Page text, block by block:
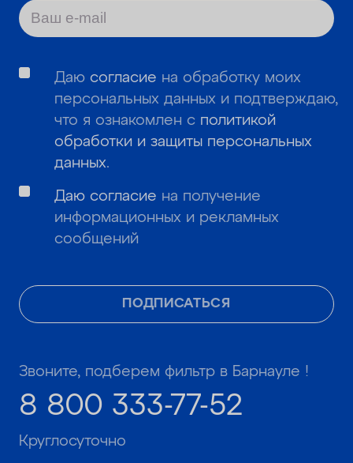
ПОДПИСАТЬСЯ
Даю согласие на обработку моих
персональных данных и подтверждаю,
что я ознакомлен с политикой
обработки и защиты персональных
данных.
Даю согласие на получение
информационных и рекламных
сообщений
Звоните, подберем фильтр в Барнауле !
8 800 333-77-52
Круглосуточно